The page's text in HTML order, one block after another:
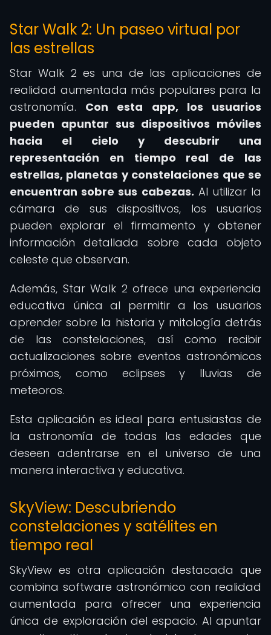
Star Walk 2: Un paseo virtual por
las estrellas
Star Walk 2 es una de las aplicaciones de
realidad aumentada más populares para la
astronomía. Con esta app, los usuarios
pueden apuntar sus dispositivos móviles
hacia el cielo y descubrir una
representación en tiempo real de las
estrellas, planetas y constelaciones que se
encuentran sobre sus cabezas. Al utilizar la
cámara de sus dispositivos, los usuarios
pueden explorar el firmamento y obtener
información detallada sobre cada objeto
celeste que observan.
Además, Star Walk 2 ofrece una experiencia
educativa única al permitir a los usuarios
aprender sobre la historia y mitología detrás
de las constelaciones, así como recibir
actualizaciones sobre eventos astronómicos
próximos, como eclipses y lluvias de
meteoros.
Esta aplicación es ideal para entusiastas de
la astronomía de todas las edades que
deseen adentrarse en el universo de una
manera interactiva y educativa.
SkyView: Descubriendo
constelaciones y satélites en
tiempo real
SkyView es otra aplicación destacada que
combina software astronómico con realidad
aumentada para ofrecer una experiencia
única de exploración del espacio. Al apuntar